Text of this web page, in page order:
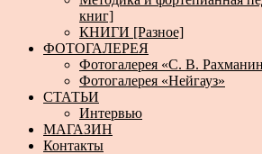
книг]
КНИГИ [Разное]
ФОТОГАЛЕРЕЯ
Фотогалерея «С. В.
Фотогалерея «Нейгауз»
СТАТЬИ
Интервью
МАГАЗИН
Контакты